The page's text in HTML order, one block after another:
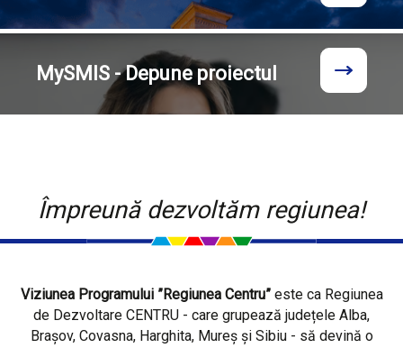
MySMIS - Depune proiectul
Împreună dezvoltăm regiunea!
Viziunea Programului ”Regiunea Centru”este ca Regiunea
de Dezvoltare CENTRU - care grupează județele Alba,
Brașov, Covasna, Harghita, Mureș și Sibiu - să devină o